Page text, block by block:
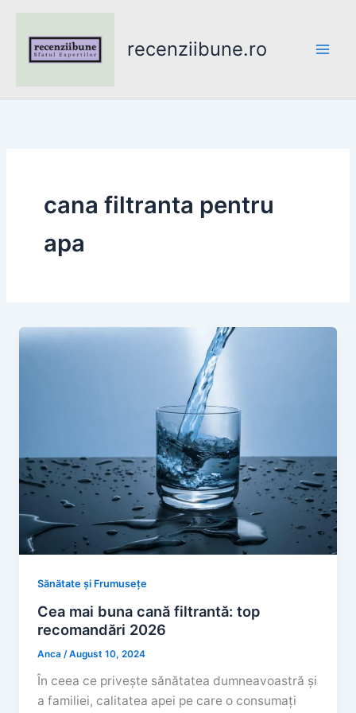
content
recenziibune.ro
cana filtranta pentru
apa
Sănătate și Frumusețe
Cea mai buna cană filtrantă: top
recomandări 2026
Anca/August 10, 2024
În ceea ce privește sănătatea dumneavoastră și
a familiei, calitatea apei pe care o consumați